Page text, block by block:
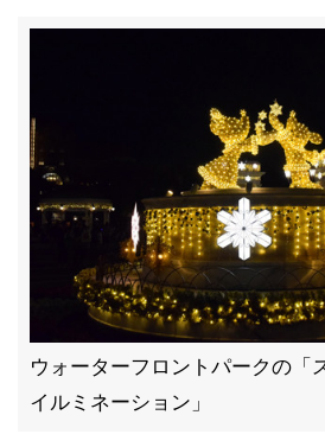
ウォーターフロントパークの「
イルミネーション」